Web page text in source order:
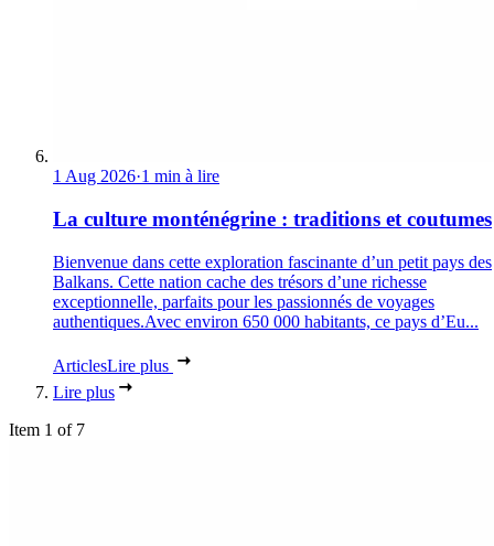
1 Aug 2026·1 min à lire
La culture monténégrine : traditions et coutumes
Bienvenue dans cette exploration fascinante d’un petit pays des
Balkans. Cette nation cache des trésors d’une richesse
exceptionnelle, parfaits pour les passionnés de voyages
authentiques.Avec environ 650 000 habitants, ce pays d’Eu...
ArticlesLire plus
Lire plus
Item 1 of 7